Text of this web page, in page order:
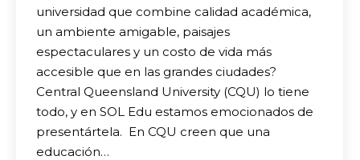
universidad que combine calidad académica,
un ambiente amigable, paisajes
espectaculares y un costo de vida más
accesible que en las grandes ciudades?
Central Queensland University (CQU) lo tiene
todo, y en SOL Edu estamos emocionados de
presentártela. En CQU creen que una
educación…